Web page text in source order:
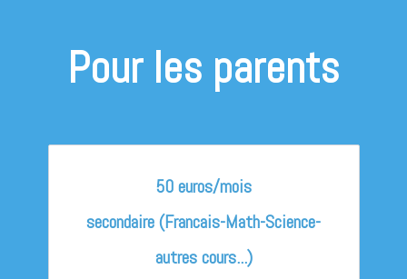
Pour les parents
50 euros/mois
secondaire (Francais-Math-Science-
autres cours...)